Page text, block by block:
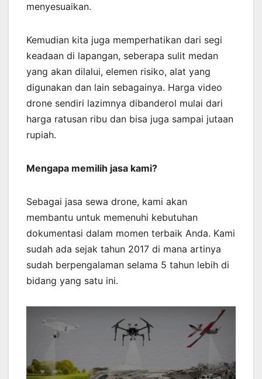
menyesuaikan.
Kemudian kita juga memperhatikan dari segi
keadaan di lapangan, seberapa sulit medan
yang akan dilalui, elemen risiko, alat yang
digunakan dan lain sebagainya. Harga video
drone sendiri lazimnya dibanderol mulai dari
harga ratusan ribu dan bisa juga sampai jutaan
rupiah.
Mengapa memilih jasa kami?
Sebagai jasa sewa drone, kami akan
membantu untuk memenuhi kebutuhan
dokumentasi dalam momen terbaik Anda. Kami
sudah ada sejak tahun 2017 di mana artinya
sudah berpengalaman selama 5 tahun lebih di
bidang yang satu ini.